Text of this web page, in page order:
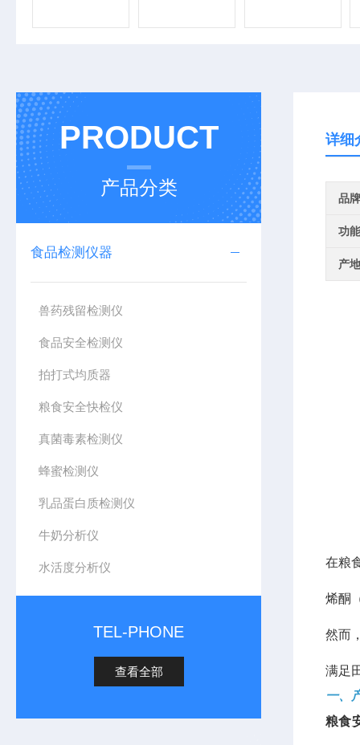
PRODUCT
产品分类
食品检测仪器
兽药残留检测仪
食品安全检测仪
拍打式均质器
粮食安全快检仪
真菌毒素检测仪
蜂蜜检测仪
乳品蛋白质检测仪
牛奶分析仪
水活度分析仪
TEL-PHONE
查看全部
详细
品牌
功
产
在粮
烯酮
然而
满足
一、
粮食